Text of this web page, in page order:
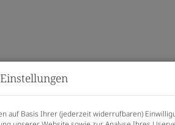
auf Basis Ihrer (jederzeit widerrufbaren)